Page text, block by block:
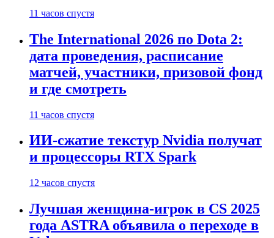
11 часов спустя
The International 2026 по Dota 2:
дата проведения, расписание
матчей, участники, призовой фонд
и где смотреть
11 часов спустя
ИИ-сжатие текстур Nvidia получат
и процессоры RTX Spark
12 часов спустя
Лучшая женщина-игрок в CS 2025
года ASTRA объявила о переходе в